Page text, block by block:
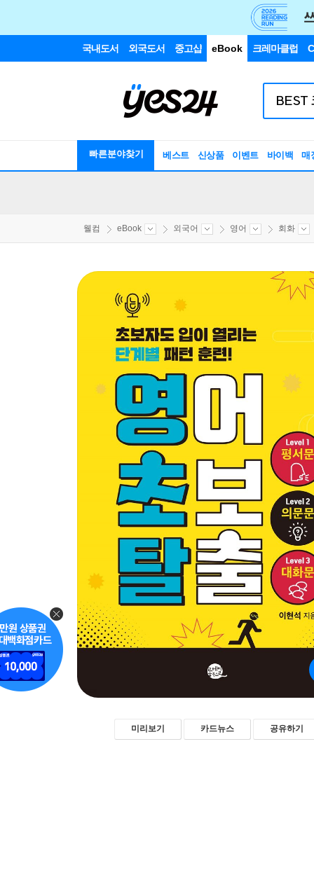
국내도서 외국도서 중고샵 eBook 크레마클럽
빠른분야찾기 베스트 신상품 이벤트 바이백 매
웰컴 eBook 외국어 영어 회화
미리보기 카드뉴스 공유하기